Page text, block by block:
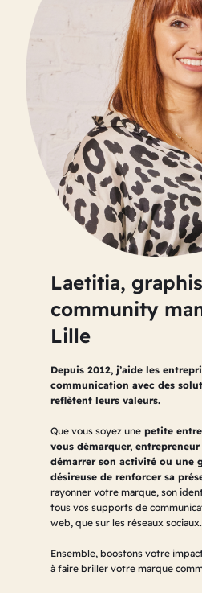
Laetitia,
community
Lille
Depuis 2012, j’aide les
communication avec des
reflètent leurs valeurs.
Que vous soyez unepetite
vous démarquer,
démarrer son activité ou une
désireuse de renforcer sa
rayonner votre marque, son
tous vos supports de
web, que sur les réseaux sociaux.
Ensemble, boostons votre
à faire briller votre marque